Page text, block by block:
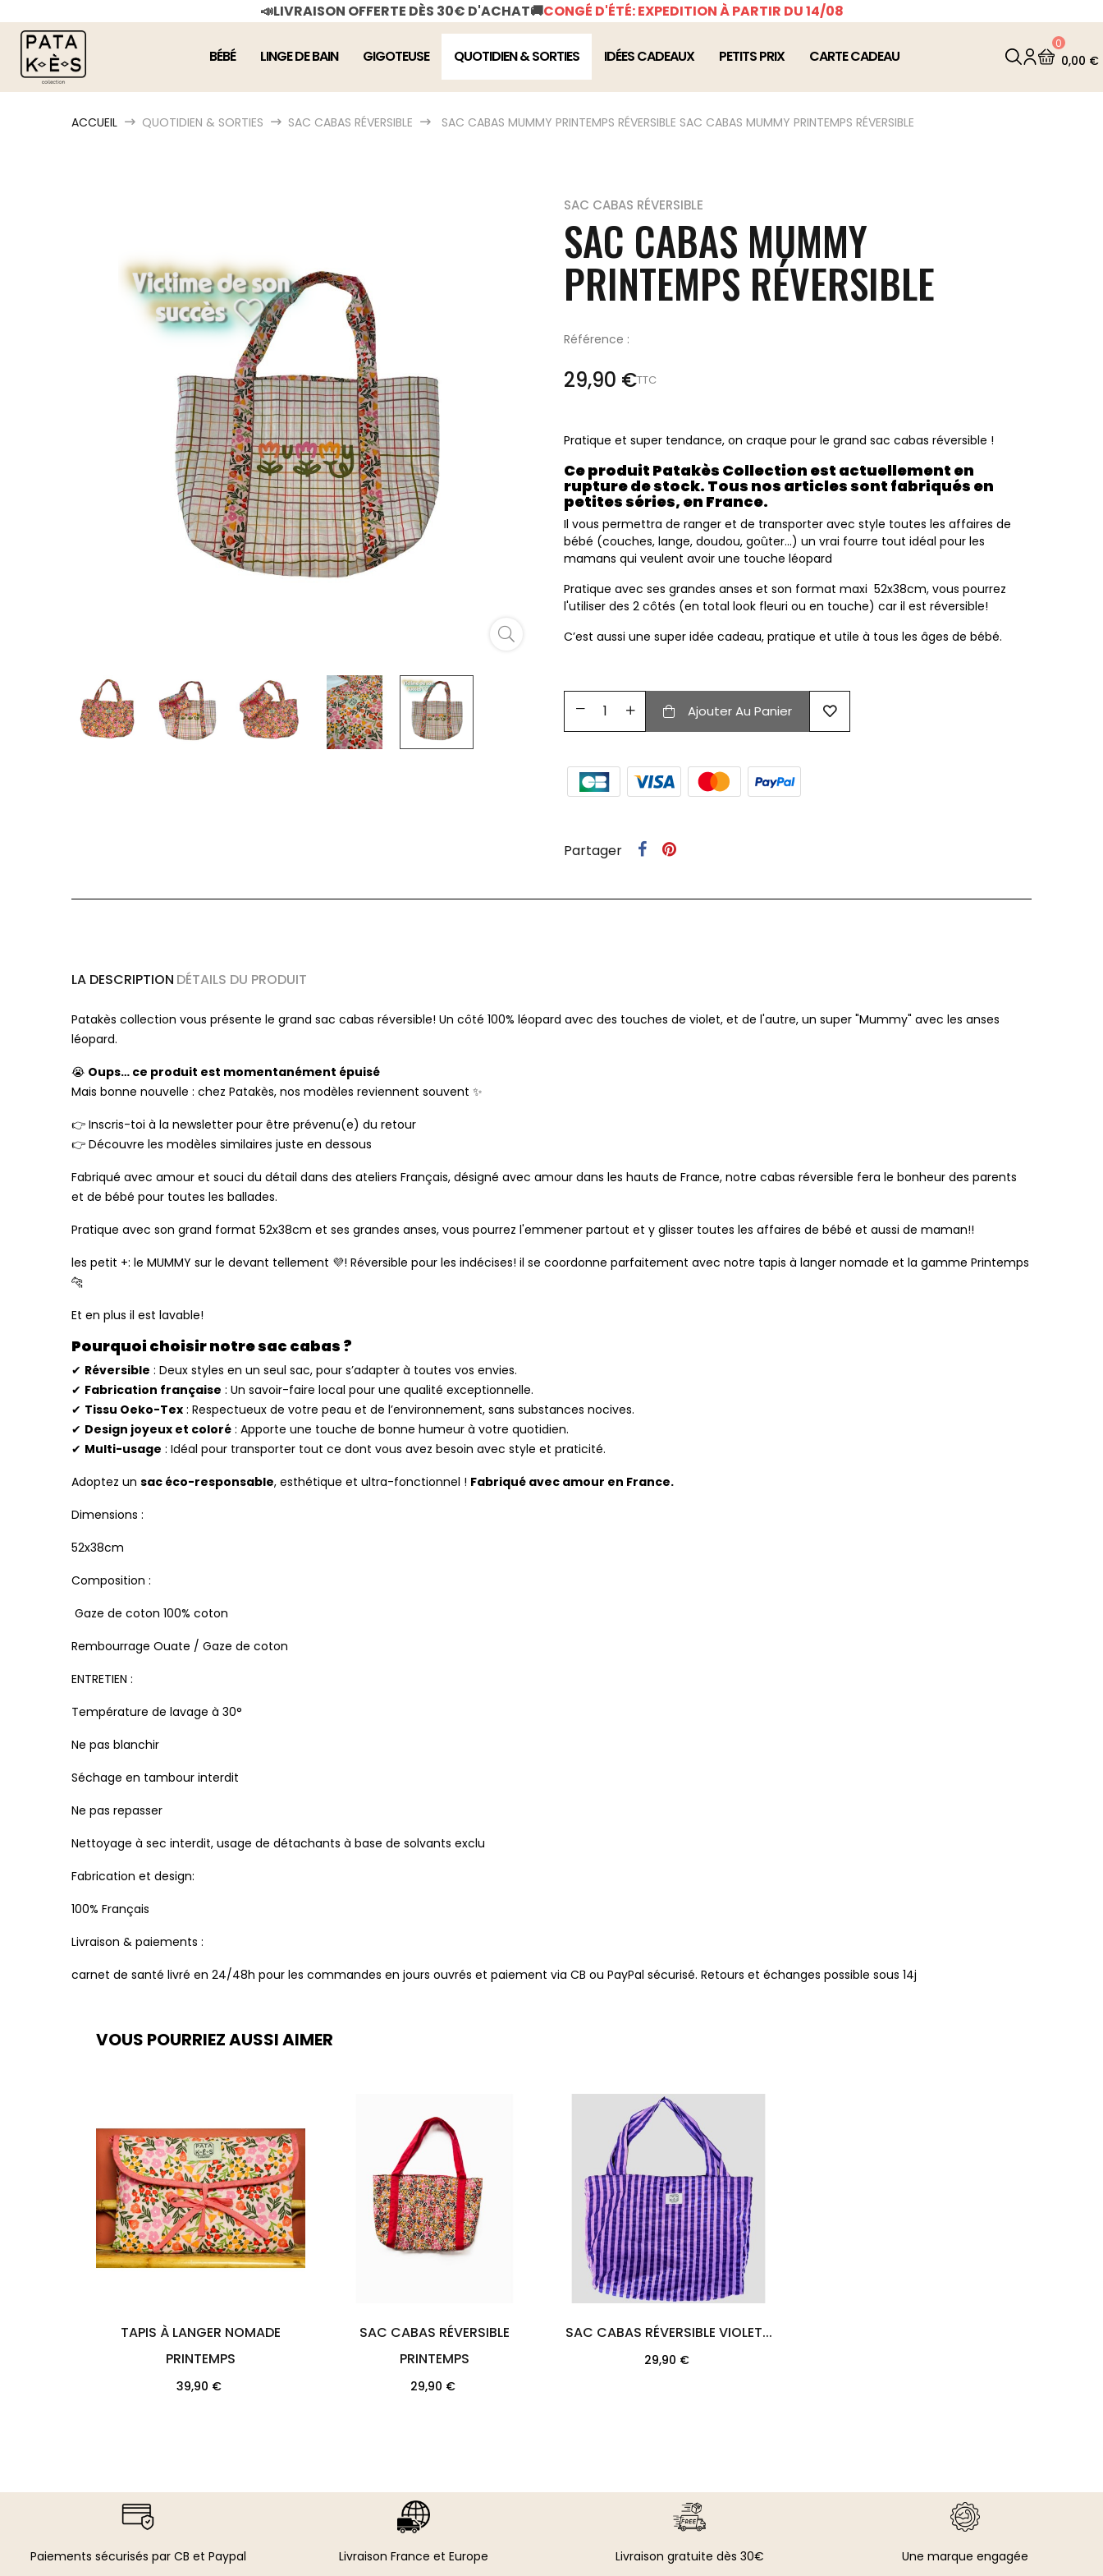
📣LIVRAISON OFFERTE DÈS 30€ D'ACHAT🚚CONGÉ D'ÉTÉ: EXPEDITION À PARTIR DU 14/08
BÉBÉ LINGE DE BAIN GIGOTEUSE QUOTIDIEN & SORTIES IDÉES CADEAUX PETITS PRIX CARTE CADEAU
0
0,00 €
ACCUEIL QUOTIDIEN & SORTIES SAC CABAS RÉVERSIBLE SAC CABAS MUMMY PRINTEMPS RÉVERSIBLE SAC CABAS MUMMY PRINTEMPS RÉVERSIBLE
SAC CABAS RÉVERSIBLE
SAC CABAS MUMMY
PRINTEMPS RÉVERSIBLE
Référence :
29,90 €TTC
Pratique et super tendance, on craque pour le grand sac cabas réversible !
Ce produit Patakès Collection est actuellement en
rupture de stock. Tous nos articles sont fabriqués en
petites séries, en France.
Il vous permettra de ranger et de transporter avec style toutes les affaires de
bébé (couches, lange, doudou, goûter...) un vrai fourre tout idéal pour les
mamans qui veulent avoir une touche léopard
Pratique avec ses grandes anses et son format maxi 52x38cm, vous pourrez
l'utiliser des 2 côtés (en total look fleuri ou en touche) car il est réversible!
C’est aussi une super idée cadeau, pratique et utile à tous les âges de bébé.
Ajouter Au Panier
Partager
LA DESCRIPTION DÉTAILS DU PRODUIT
Patakès collection vous présente le grand sac cabas réversible! Un côté 100% léopard avec des touches de violet, et de l'autre, un super "Mummy" avec les anses
léopard.
😭 Oups… ce produit est momentanément épuisé
Mais bonne nouvelle : chez Patakès, nos modèles reviennent souvent ✨
👉 Inscris-toi à la newsletter pour être prévenu(e) du retour
👉 Découvre les modèles similaires juste en dessous
Fabriqué avec amour et souci du détail dans des ateliers Français, désigné avec amour dans les hauts de France, notre cabas réversible fera le bonheur des parents
et de bébé pour toutes les ballades.
Pratique avec son grand format 52x38cm et ses grandes anses, vous pourrez l'emmener partout et y glisser toutes les affaires de bébé et aussi de maman!!
les petit +: le MUMMY sur le devant tellement 💜! Réversible pour les indécises! il se coordonne parfaitement avec notre tapis à langer nomade et la gamme Printemps
🐆
Et en plus il est lavable!
Pourquoi choisir notre sac cabas ?
✔ Réversible : Deux styles en un seul sac, pour s’adapter à toutes vos envies.
✔ Fabrication française : Un savoir-faire local pour une qualité exceptionnelle.
✔ Tissu Oeko-Tex : Respectueux de votre peau et de l’environnement, sans substances nocives.
✔ Design joyeux et coloré : Apporte une touche de bonne humeur à votre quotidien.
✔ Multi-usage : Idéal pour transporter tout ce dont vous avez besoin avec style et praticité.
Adoptez un sac éco-responsable, esthétique et ultra-fonctionnel ! Fabriqué avec amour en France.
Dimensions :
52x38cm
Composition :
Gaze de coton 100% coton
Rembourrage Ouate / Gaze de coton
ENTRETIEN :
Température de lavage à 30°
Ne pas blanchir
Séchage en tambour interdit
Ne pas repasser
Nettoyage à sec interdit, usage de détachants à base de solvants exclu
Fabrication et design:
100% Français
Livraison & paiements :
carnet de santé livré en 24/48h pour les commandes en jours ouvrés et paiement via CB ou PayPal sécurisé. Retours et échanges possible sous 14j
VOUS POURRIEZ AUSSI AIMER
TAPIS À LANGER NOMADE
PRINTEMPS
Prix
39,90 €
SAC CABAS RÉVERSIBLE
PRINTEMPS
Prix
29,90 €
SAC CABAS RÉVERSIBLE VIOLET...
Prix
29,90 €
Paiements sécurisés par CB et Paypal​ Livraison France et Europe Livraison gratuite dès 30€ Une marque engagée